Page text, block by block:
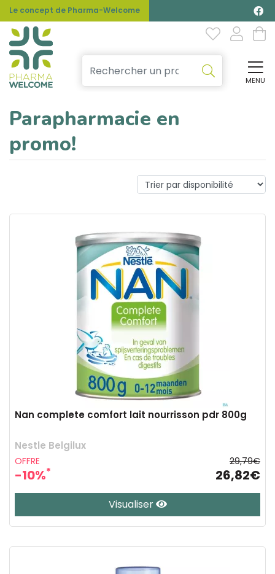
Le concept de Pharma-Welcome
MENU
Parapharmacie en
promo!
Nan complete comfort lait nourrisson pdr 800g
Nestle Belgilux
OFFRE
-10%*
29,79€
26,82€
Visualiser